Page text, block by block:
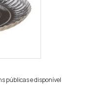
públicas e disponível